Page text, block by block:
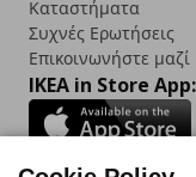
Καταστήματα
Συχνές Ερωτήσεις
Επικοινωνήστε μαζί
IKEA in Store App: